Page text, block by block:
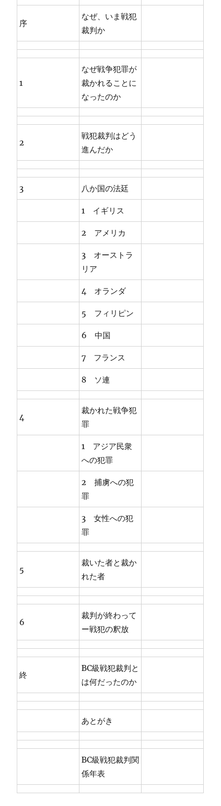
序
なぜ、いま戦犯
裁判か
1
なぜ戦争犯罪が
裁かれることに
なったのか
2
戦犯裁判はどう
進んだか
3 八か国の法廷
1 イギリス
2 アメリカ
3 オーストラ
リア
4 オランダ
5 フィリピン
6 中国
7 フランス
8 ソ連
4
裁かれた戦争犯
罪
1 アジア民衆
への犯罪
2 捕虜への犯
罪
3 女性への犯
罪
5
裁いた者と裁か
れた者
6
裁判が終わって
ー戦犯の釈放
終
BC級戦犯裁判と
は何だったのか
あとがき
BC級戦犯裁判関
係年表